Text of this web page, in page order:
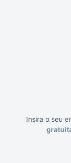
Insira o seu